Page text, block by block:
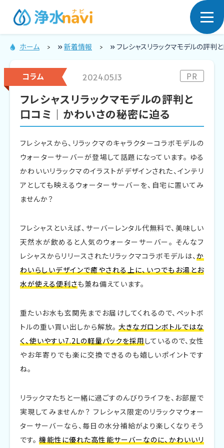
ホーム »新着情報 » フレシャスリラックマモデルの評判
宅配型ウォー
ターサーバー
コラム 2024.05.13
フレシャスリラックマモデルの評判と
口コミ｜かわいさの秘密に迫る
PR
フレシャスから、リラックマのキャラクターコラボモデルの
ウォーターサーバーが登場して話題になっています。 ゆる
かわいいリラックマのイラストがデザインされた、インテリ
アとしても映えるウォーターサーバーを、自宅に置いてみ
ませんか？
フレシャスといえば、サーバーレンタル代無料で、美味しい
天然水が飲めると人気のウォーターサーバー。 そんなフ
レシャスからリリースされたリラックマコラボモデルは、か
わいらしいデザインで癒やされる上に、いつでもお湯とお
水が使える便利さも兼ね備えています。
重たいお水も玄関先までお届けしてくれるので、ペットボ
トルの重い買い出しから解放。大きなガロンボトルではな
く、使いやすい7.2Lの軽量パックを採用しているので、女性
やお年寄りでも楽に交換できるのも嬉しいポイントです
ね。
リラックマたちと一緒に過ごすのんびりライフを、お部屋で
実現してみませんか？ フレシャス限定のリラックマウォー
ターサーバーなら、毎日の水分補給がより楽しくなりそう
です。機能性に優れた高性能サーバーなのに、かわいいリ